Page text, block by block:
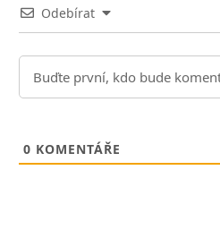
Odebírat
0 KOMENTÁŘE